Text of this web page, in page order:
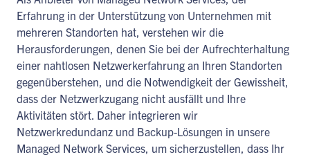
Erfahrung in der Unterstützung von Unternehmen mit
mehreren Standorten hat, verstehen wir die
Herausforderungen, denen Sie bei der Aufrechterhaltung
einer nahtlosen Netzwerkerfahrung an Ihren Standorten
gegenüberstehen, und die Notwendigkeit der Gewissheit,
dass der Netzwerkzugang nicht ausfällt und Ihre
Aktivitäten stört. Daher integrieren wir
Netzwerkredundanz und Backup-Lösungen in unsere
Managed Network Services, um sicherzustellen, dass Ihr